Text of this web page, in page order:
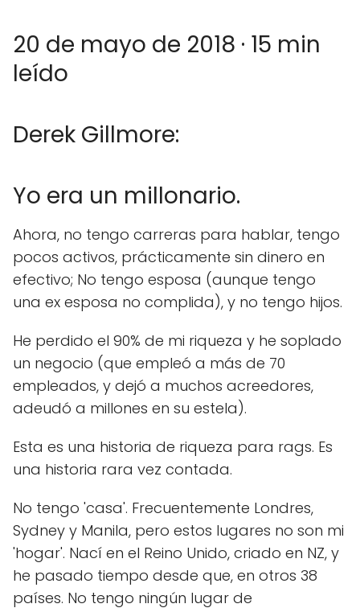
20 de mayo de 2018 · 15 min
leído
Derek Gillmore:
Yo era un millonario.
Ahora, no tengo carreras para hablar, tengo
pocos activos, prácticamente sin dinero en
efectivo; No tengo esposa (aunque tengo
una ex esposa no complida), y no tengo hijos.
He perdido el 90% de mi riqueza y he soplado
un negocio (que empleó a más de 70
empleados, y dejó a muchos acreedores,
adeudó a millones en su estela).
Esta es una historia de riqueza para rags. Es
una historia rara vez contada.
No tengo 'casa'. Frecuentemente Londres,
Sydney y Manila, pero estos lugares no son mi
'hogar'. Nací en el Reino Unido, criado en NZ, y
he pasado tiempo desde que, en otros 38
países. No tengo ningún lugar de